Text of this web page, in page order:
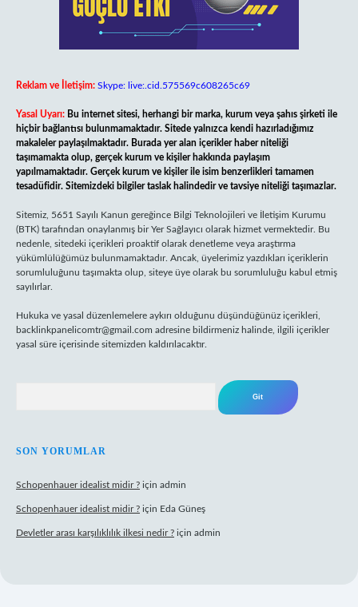
Reklam ve İletişim: Skype: live:.cid.575569c608265c69
Yasal Uyarı: Bu internet sitesi, herhangi bir marka, kurum veya şahıs şirketi ile
hiçbir bağlantısı bulunmamaktadır. Sitede yalnızca kendi hazırladığımız
makaleler paylaşılmaktadır. Burada yer alan içerikler haber niteliği
taşımamakta olup, gerçek kurum ve kişiler hakkında paylaşım
yapılmamaktadır. Gerçek kurum ve kişiler ile isim benzerlikleri tamamen
tesadüfidir. Sitemizdeki bilgiler taslak halindedir ve tavsiye niteliği taşımazlar.
Sitemiz, 5651 Sayılı Kanun gereğince Bilgi Teknolojileri ve İletişim Kurumu
(BTK) tarafından onaylanmış bir Yer Sağlayıcı olarak hizmet vermektedir. Bu
nedenle, sitedeki içerikleri proaktif olarak denetleme veya araştırma
yükümlülüğümüz bulunmamaktadır. Ancak, üyelerimiz yazdıkları içeriklerin
sorumluluğunu taşımakta olup, siteye üye olarak bu sorumluluğu kabul etmiş
sayılırlar.
Hukuka ve yasal düzenlemelere aykırı olduğunu düşündüğünüz içerikleri,
backlinkpanelicomtr@gmail.com adresine bildirmeniz halinde, ilgili içerikler
yasal süre içerisinde sitemizden kaldırılacaktır.
SON YORUMLAR
Schopenhauer idealist midir ? için admin
Schopenhauer idealist midir ? için Eda Güneş
Devletler arası karşılıklılık ilkesi nedir ? için admin